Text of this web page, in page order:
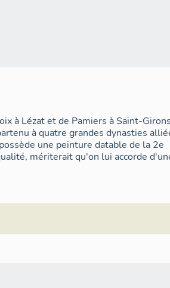
à Lézat et de Pamiers à Saint-
à quatre grandes dynasties
une peinture datable de la 2e
mériterait qu'on lui accorde